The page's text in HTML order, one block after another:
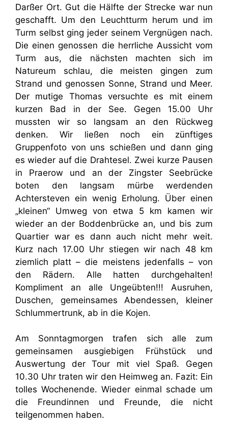
Darßer Ort. Gut die Hälfte der Strecke war nun
geschafft. Um den Leuchtturm herum und im
Turm selbst ging jeder seinem Vergnügen nach.
Die einen genossen die herrliche Aussicht vom
Turm aus, die nächsten machten sich im
Natureum schlau, die meisten gingen zum
Strand und genossen Sonne, Strand und Meer.
Der mutige Thomas versuchte es mit einem
kurzen Bad in der See. Gegen 15.00 Uhr
mussten wir so langsam an den Rückweg
denken. Wir ließen noch ein zünftiges
Gruppenfoto von uns schießen und dann ging
es wieder auf die Drahtesel. Zwei kurze Pausen
in Praerow und an der Zingster Seebrücke
boten den langsam mürbe werdenden
Achtersteven ein wenig Erholung. Über einen
„kleinen“ Umweg von etwa 5 km kamen wir
wieder an der Boddenbrücke an, und bis zum
Quartier war es dann auch nicht mehr weit.
Kurz nach 17.00 Uhr stiegen wir nach 48 km
ziemlich platt – die meistens jedenfalls – von
den Rädern. Alle hatten durchgehalten!
Kompliment an alle Ungeübten!!! Ausruhen,
Duschen, gemeinsames Abendessen, kleiner
Schlummertrunk, ab in die Kojen.
Am Sonntagmorgen trafen sich alle zum
gemeinsamen ausgiebigen Frühstück und
Auswertung der Tour mit viel Spaß. Gegen
10.30 Uhr traten wir den Heimweg an. Fazit: Ein
tolles Wochenende. Wieder einmal schade um
die Freundinnen und Freunde, die nicht
teilgenommen haben.